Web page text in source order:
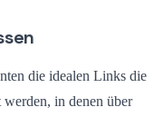
die idealen Links die
werden, in denen über